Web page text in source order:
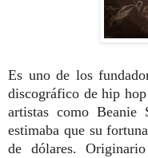
Es uno de los
discográfico de hip
artistas como Beanie
estimaba que su
de dólares.